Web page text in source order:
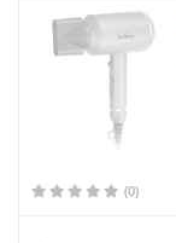
(0)